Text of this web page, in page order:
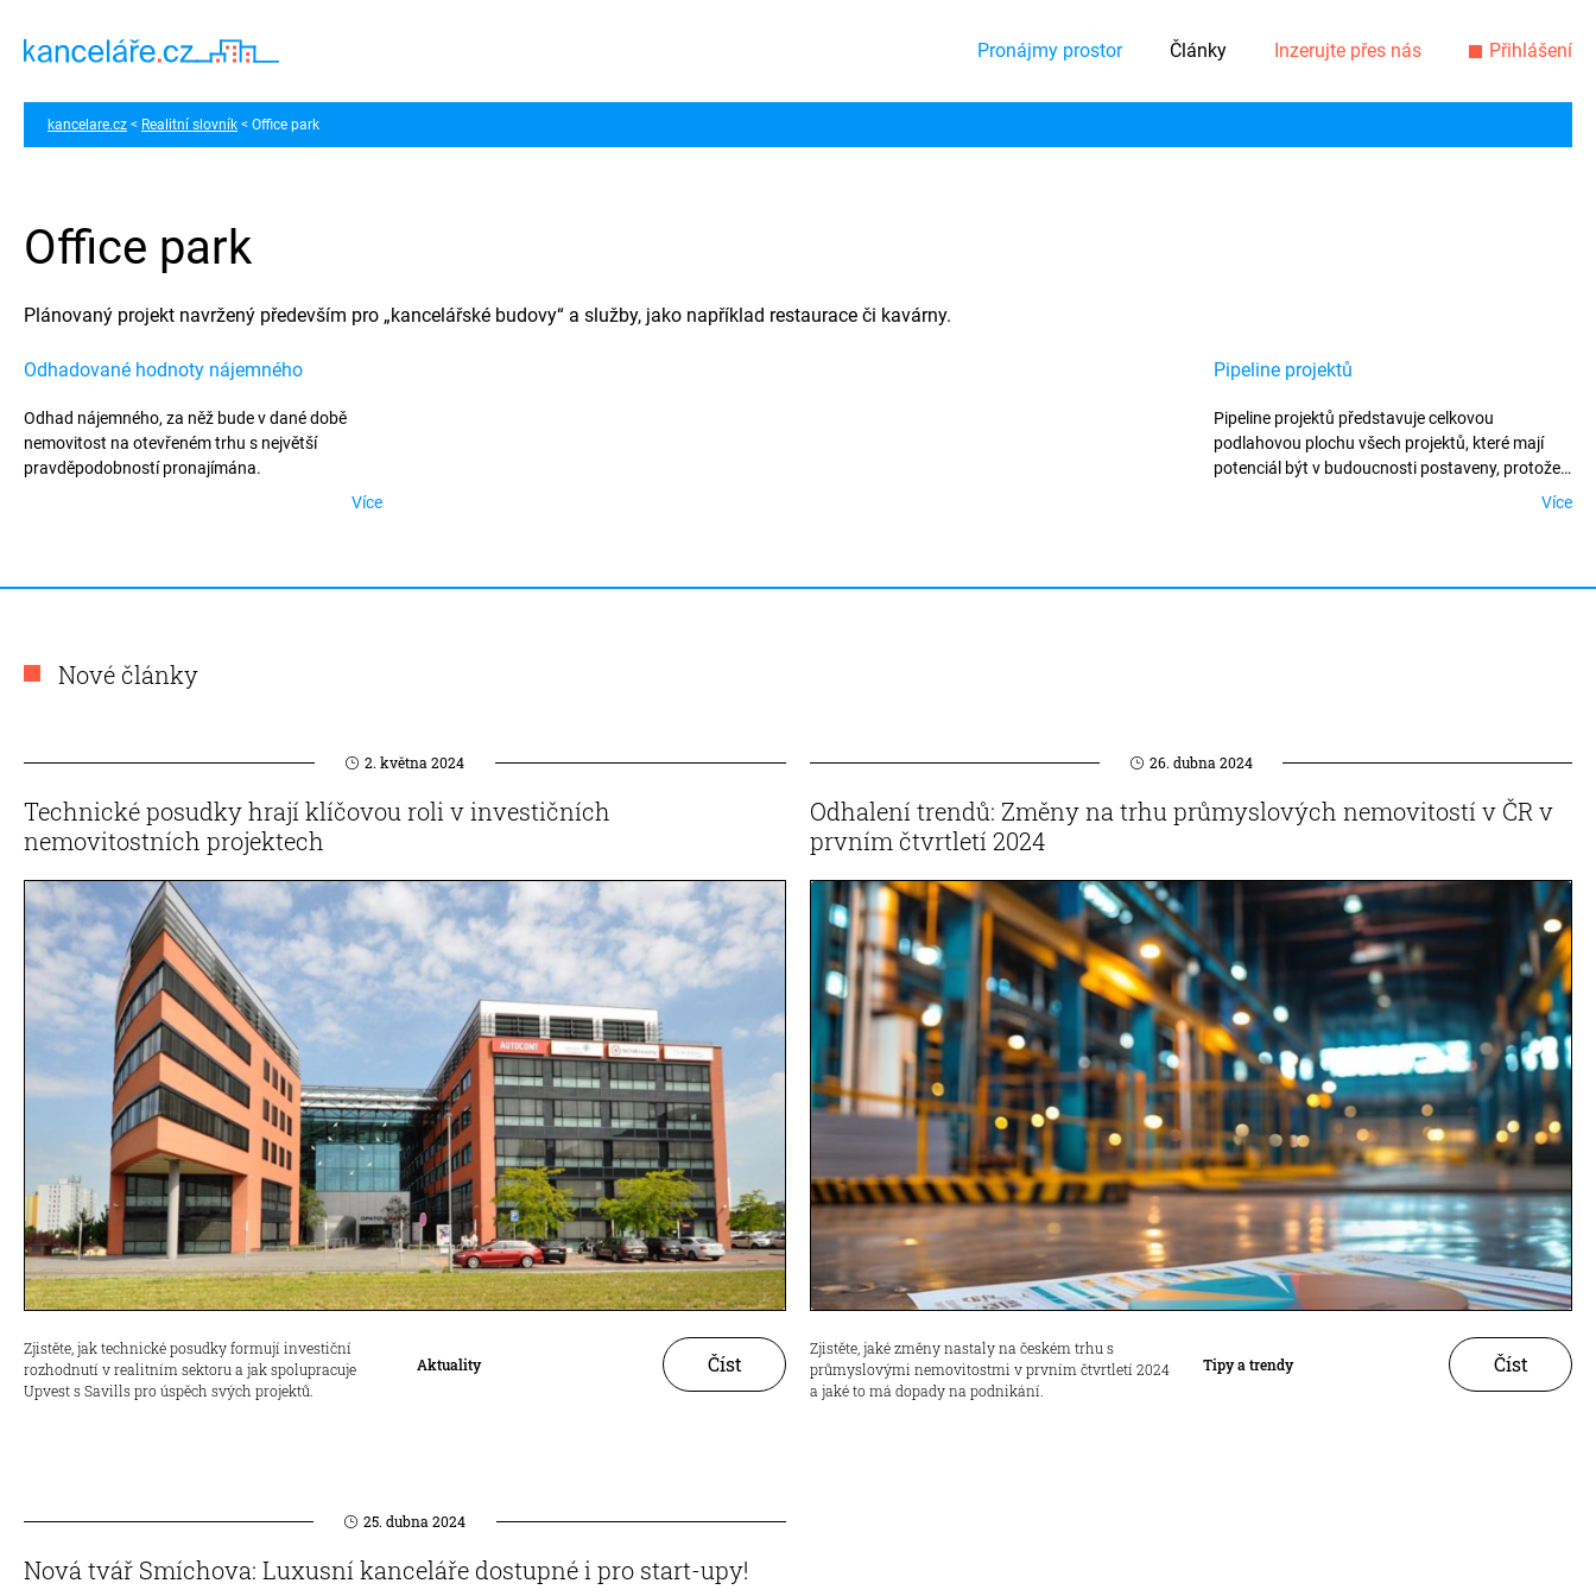
Pronájmy prostor Články Inzerujte přes nás Přihlášení
kancelare.cz Realitní slovník Office park
Office park
Plánovaný projekt navržený především pro „kancelářské budovy“ a služby, jako například restaurace či kavárny.
Odhadované hodnoty nájemného
Odhad nájemného, za něž bude v dané době
nemovitost na otevřeném trhu s největší
pravděpodobností pronajímána.
Více
Pipeline projektů
Pipeline projektů představuje celkovou
podlahovou plochu všech projektů, které mají
potenciál být v budoucnosti postaveny, protože
Více
Nové články
2. května 2024
Technické posudky hrají klíčovou roli v investičních
nemovitostních projektech
Zjistěte, jak technické posudky formují investiční
rozhodnutí v realitním sektoru a jak spolupracuje
Upvest s Savills pro úspěch svých projektů.
Aktuality Číst
26. dubna 2024
Odhalení trendů: Změny na trhu průmyslových nemovitostí v ČR v
prvním čtvrtletí 2024
Zjistěte, jaké změny nastaly na českém trhu s
průmyslovými nemovitostmi v prvním čtvrtletí 2024
a jaké to má dopady na podnikání.
Tipy a trendy Číst
25. dubna 2024
Nová tvář Smíchova: Luxusní kanceláře dostupné i pro start-upy!